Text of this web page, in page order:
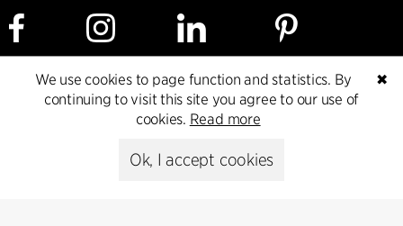
Cookie policy Data ethics policy
Privacy policy
✖
We use cookies to page function and statistics. By
continuing to visit this site you agree to our use of
cookies. Read more
Ok, I accept cookies